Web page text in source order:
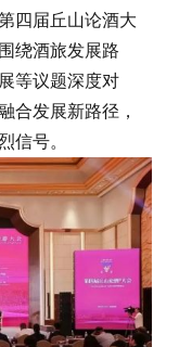
四届丘山论酒大
绕酒旅发展路
等议题深度对
合发展新路径，
信号。